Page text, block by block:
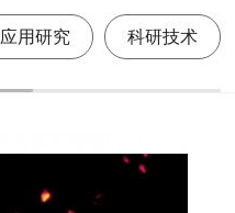
应用研究 科研技术